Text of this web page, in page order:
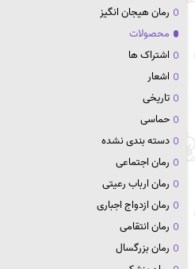
رمان هیجان انگیز
محصولات
اشتراک ها
اشعار
تاریخی
حماسی
دسته بندی نشده
رمان اجتماعی
رمان ارباب رعیتی
رمان ازدواج اجباری
رمان انتقامی
رمان بزرگسال